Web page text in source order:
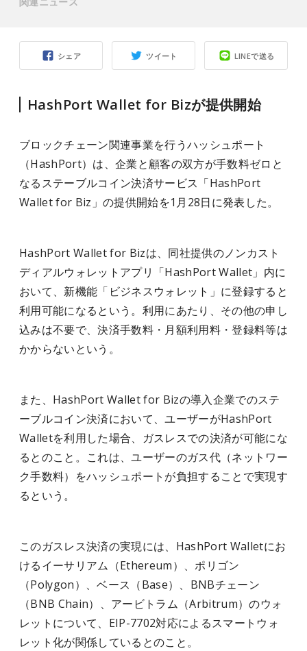
シェア ツイート LINEで送る
HashPort Wallet for Bizが提供開始
ブロックチェーン関連事業を行うハッシュポート
（HashPort）は、企業と顧客の双方が手数料ゼロと
なるステーブルコイン決済サービス「HashPort
Wallet for Biz」の提供開始を1月28日に発表した。
HashPort Wallet for Bizは、同社提供のノンカスト
ディアルウォレットアプリ「HashPort Wallet」内に
おいて、新機能「ビジネスウォレット」に登録すると
利用可能になるという。利用にあたり、その他の申し
込みは不要で、決済手数料・月額利用料・登録料等は
かからないという。
また、HashPort Wallet for Bizの導入企業でのステ
ーブルコイン決済において、ユーザーがHashPort
Walletを利用した場合、ガスレスでの決済が可能にな
るとのこと。これは、ユーザーのガス代（ネットワー
ク手数料）をハッシュポートが負担することで実現す
るという。
このガスレス決済の実現には、HashPort Walletにお
けるイーサリアム（Ethereum）、ポリゴン
（Polygon）、ベース（Base）、BNBチェーン
（BNB Chain）、アービトラム（Arbitrum）のウォ
レットについて、EIP-7702対応によるスマートウォ
レット化が関係しているとのこと。